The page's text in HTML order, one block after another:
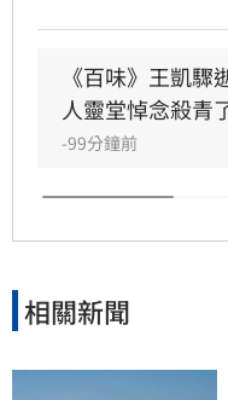
助，演藝圈大姐
喪事宜並指派Jeff
最後一程。這場深
義舉，成為家屬
界也紛紛對這
《百味》王凱驟
人靈堂悼念殺青
-99分鐘前
相關新聞